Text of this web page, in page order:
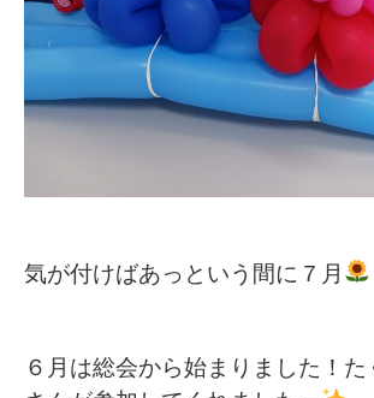
気が付けばあっという間に７月
６月は総会から始まりました！た